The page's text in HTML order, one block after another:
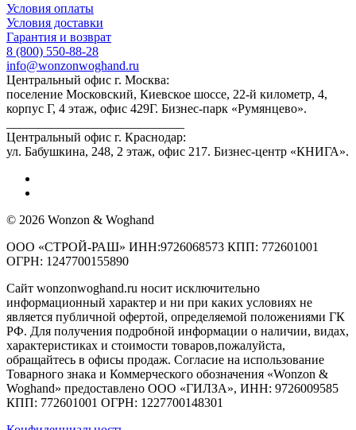
Условия оплаты
Условия доставки
Гарантия и возврат
8 (800) 550-88-28
info@wonzonwoghand.ru
Центральный офис г. Москва:
поселение Московский, Киевское шоссе, 22-й километр, 4,
корпус Г, 4 этаж, офис 429Г. Бизнес-парк «Румянцево».
Центральный офис г. Краснодар:
ул. Бабушкина, 248, 2 этаж, офис 217. Бизнес-центр «КНИГА».
© 2026 Wonzon & Woghand
ООО «СТРОЙ-РАШ» ИНН:9726068573 КПП: 772601001
ОГРН: 1247700155890
Сайт wonzonwoghand.ru носит исключительно
информационный характер и ни при каких условиях не
является публичной офертой, определяемой положениями ГК
РФ. Для получения подробной информации о наличии, видах,
характеристиках и стоимости товаров,пожалуйста,
обращайтесь в офисы продаж. Согласие на использование
Товарного знака и Коммерческого обозначения «Wonzon &
Woghand» предоставлено OOO «ГИЛЗА», ИНН: 9726009585
КПП: 772601001 ОГРН: 1227700148301